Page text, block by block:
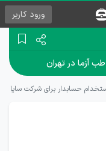
ورود کاربر
آزما در تهران
حسابدار برای شرکت سایا طب